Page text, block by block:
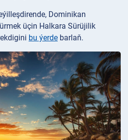
Dominikan
üçin Halkara Sürüjilik
bu ýerde barlaň.